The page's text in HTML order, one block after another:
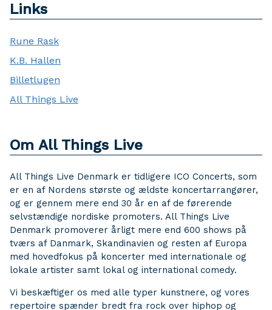
Links
Rune Rask
K.B. Hallen
Billetlugen
All Things Live
Om All Things Live
All Things Live Denmark er tidligere ICO Concerts, som
er en af Nordens største og ældste koncertarrangører,
og er gennem mere end 30 år en af de førerende
selvstændige nordiske promoters. All Things Live
Denmark promoverer årligt mere end 600 shows på
tværs af Danmark, Skandinavien og resten af Europa
med hovedfokus på koncerter med internationale og
lokale artister samt lokal og international comedy.
Vi beskæftiger os med alle typer kunstnere, og vores
repertoire spænder bredt fra rock over hiphop og